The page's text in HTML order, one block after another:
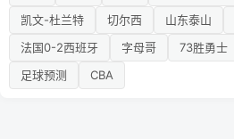
凯文-杜兰特
切尔西 山东泰山
法国0-2西班牙
字母哥 73胜勇士
足球预测
CBA